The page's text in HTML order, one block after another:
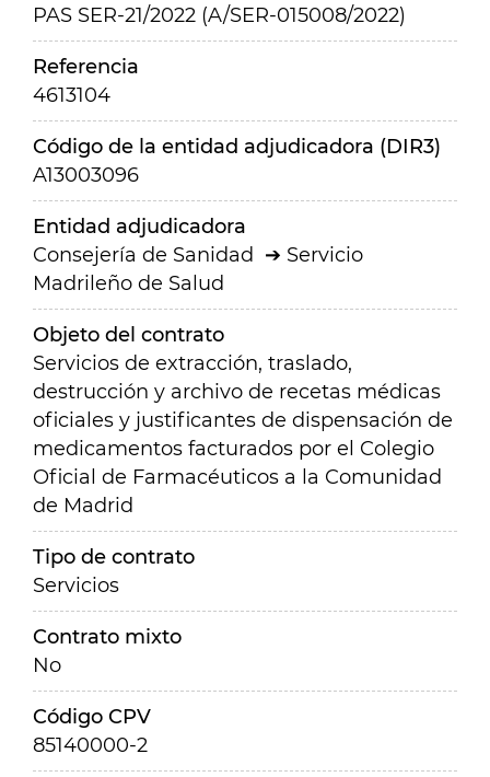
PAS SER-21/2022 (A/SER-015008/2022)
Referencia
4613104
Código de la entidad adjudicadora (DIR3)
A13003096
Entidad adjudicadora
Consejería de Sanidad
Servicio
Madrileño de Salud
Objeto del contrato
Servicios de extracción, traslado,
destrucción y archivo de recetas médicas
oficiales y justificantes de dispensación de
medicamentos facturados por el Colegio
Oficial de Farmacéuticos a la Comunidad
de Madrid
Tipo de contrato
Servicios
Contrato mixto
No
Código CPV
85140000-2